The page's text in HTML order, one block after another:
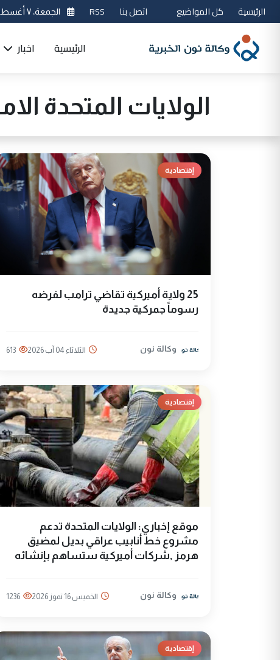
الرئيسية كل المواضيع اتصل بنا RSS الجمعة، ٧ أغسطس 2026
الرئيسية اخبار
الولايات المتحدة
إقتصادية
25 ولاية أميركية تقاضي ترامب لفرضه
رسوماً جمركية جديدة
وكالة نون الثلاثاء 04 آب 2026 613
إقتصادية
موقع إخباري: الولايات المتحدة تدعم
مشروع خط أنابيب عراقي بديل لمضيق
هرمز ,شركات أميركية ستساهم بإنشائه
وكالة نون الخميس 16 تموز 2026 1236
إقتصادية